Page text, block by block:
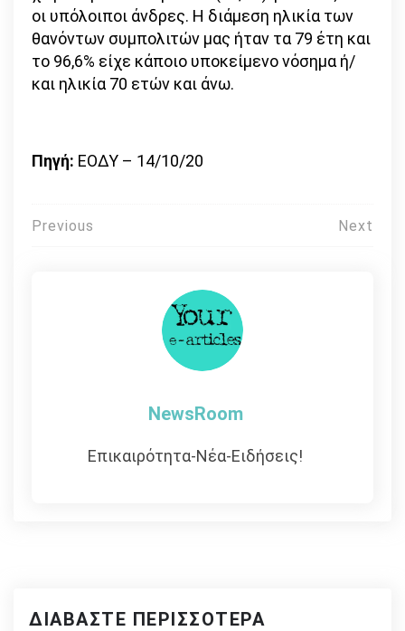
οι υπόλοιποι άνδρες. Η διάμεση ηλικία των
θανόντων συμπολιτών μας ήταν τα 79 έτη και
το 96,6% είχε κάποιο υποκείμενο νόσημα ή/
και ηλικία 70 ετών και άνω.
Πηγή: ΕΟΔΥ – 14/10/20
Πλοήγηση
Previous Next
NewsRoom
Επικαιρότητα-Νέα-Ειδήσεις!
ΔΙΑΒΆΣΤΕ ΠΕΡΙΣΣΌΤΕΡΑ